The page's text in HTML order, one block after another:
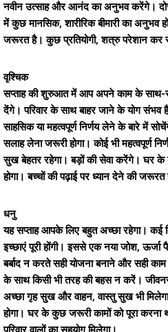
नवीन उत्साह और आनंद का अनुभव करेंगे।
में कुछ मानसिक, शारीरिक बीमारी का अनुभव
जरूरत है। कुछ प्रतियोगी, शत्रु परेशान कर
वृश्चिक
सप्ताह की शुरुआत में आप अपने काम के साथ-
देंगे। परिवार के साथ बाहर जाने के योग संभव
साहसिक या महत्वपूर्ण निर्णय लेने के बारे में
सलाह लेना जरूरी होगा। कोई भी महत्वपूर्ण
सुख बेहतर रहेगा। बड़ों की सेवा करेंगे। घर के
होगा। बच्चों की पढ़ाई पर ध्यान देने की
धनु
यह सप्ताह आपके लिए बहुत अच्छा रहेगा।
इच्छाएं पूरी होंगी। इससे एक नया जोश, ऊर्जा
बर्बाद न करते सही योजना बनाने और सही
के साथ किसी भी तरह की बहस न करें।
अच्छा गृह सुख और वाहन, वास्तु सुख भी मिलेगा
होगा। घर के कुछ जरूरी कामों को पूरा करना